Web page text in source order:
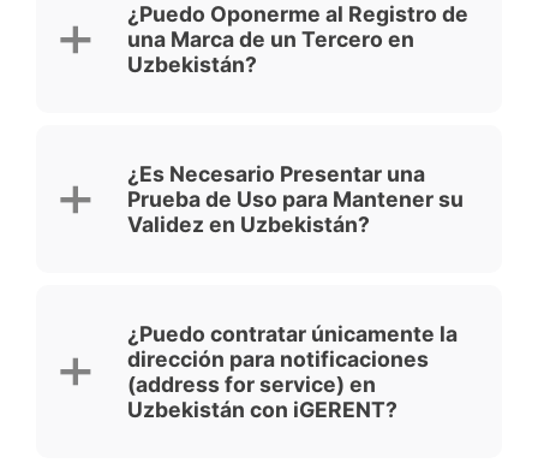
¿Puedo Oponerme al Registro de
una Marca de un Tercero en
Uzbekistán?
¿Es Necesario Presentar una
Prueba de Uso para Mantener su
Validez en Uzbekistán?
¿Puedo contratar únicamente la
dirección para notificaciones
(address for service) en
Uzbekistán con iGERENT?